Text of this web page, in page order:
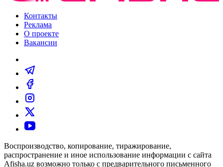
Контакты
Реклама
О проекте
Вакансии
Воспроизводство, копирование, тиражирование,
распространение и иное использование информации с сайта
Afisha.uz возможно только с предварительного письменного